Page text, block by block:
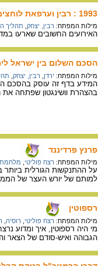
1993 : רבין וערפאת לוחצים ידיים
מילות המפתח: רבין, יצחק תהליך
האירועים החשובים שארעו במדינת ישראל בשנת 1993: הסכם
הסכם השלום בין ישראל
מילות המפתח: ירדן רבין, יצחק
בהצהרת וושינגטון שפתחה
פרנץ פרדיננד
מילות המפתח: רצח פוליטי מלחמת
למותם של יורש העצר של
רספוטין
מילות המפתח: רצח פוליטי רוסיה
הגבוהה ואיש-סודם של הצאר